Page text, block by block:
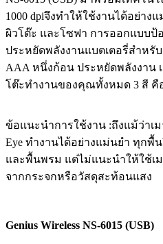
1000 dpiจึงทำให้ใช้งานได้อย่า
ผิวโต๊ะ และโซฟา การออกแบบป้
ประหยัดพลังงานแบตเตอรี่สำหรั
AAA หนึ่งก้อน ประหยัดพลังงาน
โต๊ะทำงานของคุณทั้งหมด 3 สี คื
ข้อแนะนำการใช้งาน :ถึงแม้ว่าเม
Eye ทำงานได้อย่างแม่นยำ ทุกพื้
และพื้นพรม แต่ไม่แนะนำให้ใช้
จากกระจกหรือวัสดุสะท้อนแสง
Genius Wireless NS-6015 (USB)